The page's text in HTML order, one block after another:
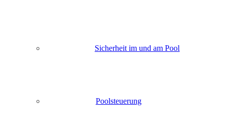
Sicherheit im und am Pool
Poolsteuerung